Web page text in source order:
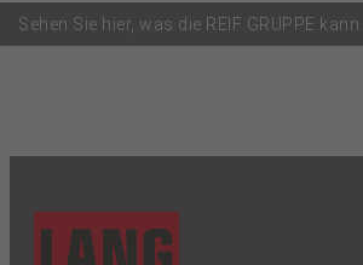
Sehen Sie hier, was die REIF GRUPPE kann…